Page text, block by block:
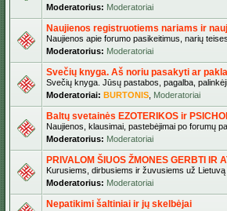
Moderatorius: Moderatoriai
Naujienos registruotiems nariams ir
Naujienos apie forumo pasikeitimus, narių
Moderatorius: Moderatoriai
Svečių knyga. Aš noriu pasakyti ar
Svečių knyga. Jūsų pastabos, pagalba,
Moderatoriai: BURTONIS Moderatoriai
Baltų svetainės EZOTERIKOS ir
Naujienos, klausimai, pastebėjimai po forumų
Moderatorius: Moderatoriai
PRIVALOM ŠIUOS ŽMONES GERBTI IR
Kurusiems, dirbusiems ir žuvusiems už Lietuvą
Moderatorius: Moderatoriai
Nepatikimi šaltiniai ir jų skelbėjai